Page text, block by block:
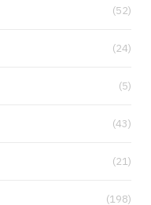
(52)
(24)
(5)
(43)
(21)
(198)